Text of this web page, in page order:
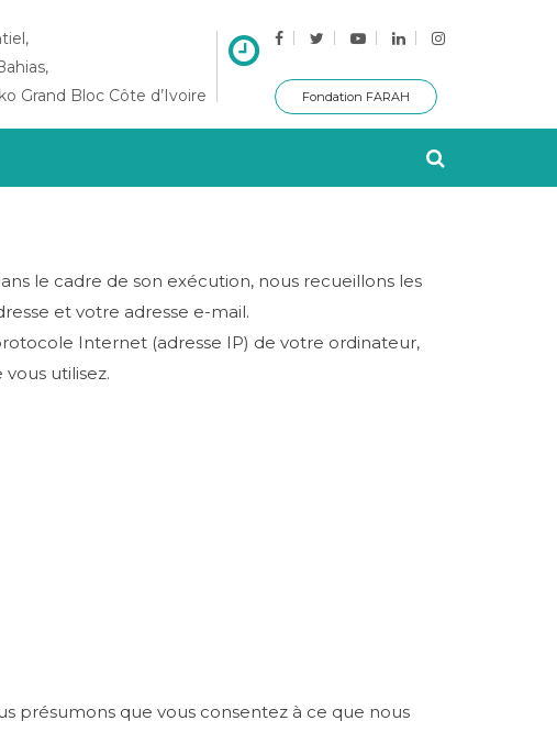
Grand Bloc Côte d’Ivoire
Fondation FARAH
le cadre de son exécution, nous recueillons les
et votre adresse e-mail.
Internet (adresse IP) de votre ordinateur,
utilisez.
présumons que vous consentez à ce que nous